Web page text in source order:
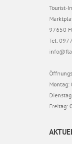
Tourist-
97650
Tel.
Freitag: